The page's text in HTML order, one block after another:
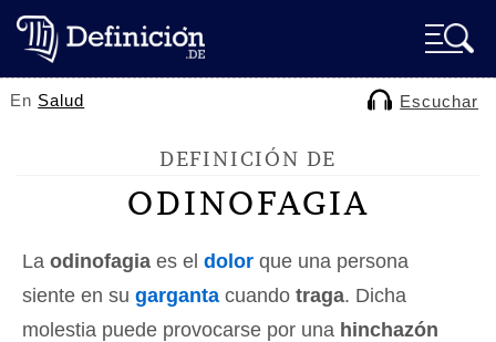
En Salud Escuchar
DEFINICIÓN DE
ODINOFAGIA
La odinofagia es el dolor que una persona
siente en su garganta cuando traga. Dicha
molestia puede provocarse por una hinchazón